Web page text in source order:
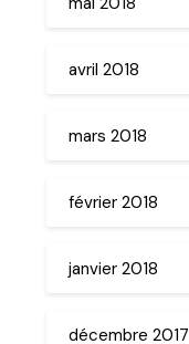
avril 2018
mars 2018
février 2018
janvier 2018
décembre 2017